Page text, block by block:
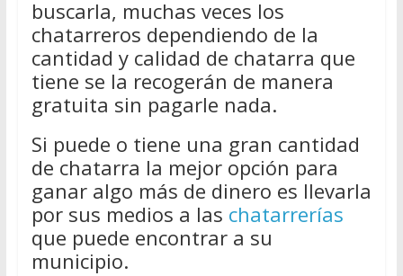
buscarla, muchas veces los
chatarreros dependiendo de la
cantidad y calidad de chatarra que
tiene se la recogerán de manera
gratuita sin pagarle nada.
Si puede o tiene una gran cantidad
de chatarra la mejor opción para
ganar algo más de dinero es llevarla
por sus medios a las chatarrerías
que puede encontrar a su
municipio.